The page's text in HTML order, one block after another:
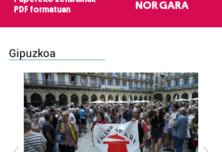
PDF formatuan
NOR GARA
Gipuzkoa